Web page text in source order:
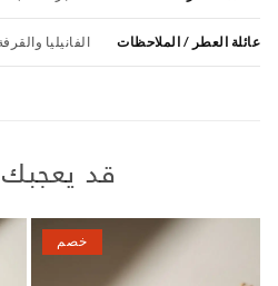
عائلة العطر / الملاحظات الفانيليا
قد
خصم